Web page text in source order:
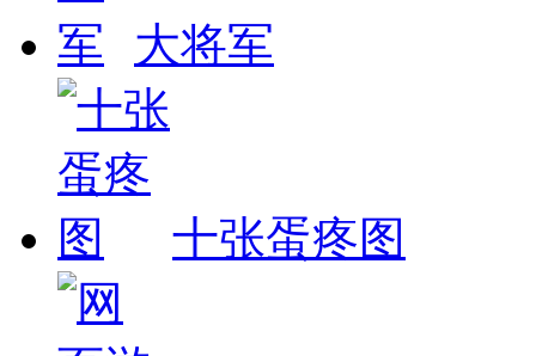
大将军
十张蛋疼图